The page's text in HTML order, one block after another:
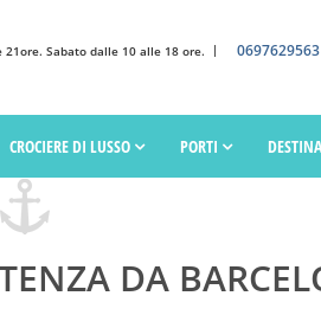
21ore. Sabato dalle 10 alle 18 ore. 0697629563
CROCIERE DI LUSSO PORTI
DA